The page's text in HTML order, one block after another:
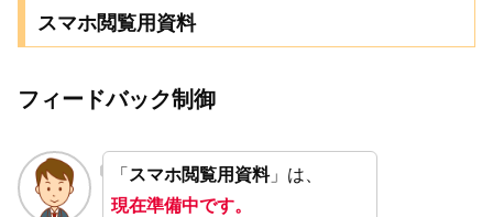
スマホ閲覧用資料
フィードバック制御
「 スマホ閲覧用資料」は、
現在準備中です。